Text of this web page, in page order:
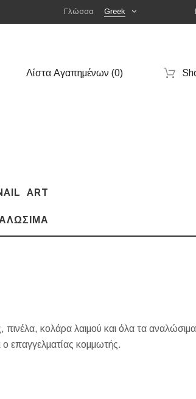
Greek
Γλώσσα
Λίστα Αγαπημένων (0)
ART
κολάρα λαιμού και όλα τα
ο επαγγελματίας κομμωτής.